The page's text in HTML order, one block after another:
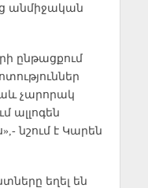
անմիջական
ընթացքում
չարորակ
ալլոգեն
նշում է Կարեն
եղել են